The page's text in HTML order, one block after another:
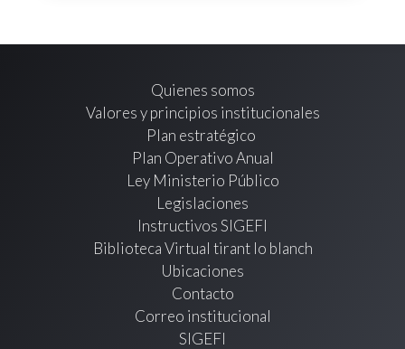
Quienes somos
Valores y principios institucionales
Plan estratégico
Plan Operativo Anual
Ley Ministerio Público
Legislaciones
Instructivos SIGEFI
Biblioteca Virtual tirant lo blanch
Ubicaciones
Contacto
Correo institucional
SIGEFI